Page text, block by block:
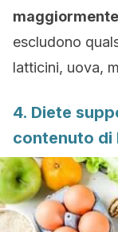
escludono
latticini, uova,
4. Diete
contenuto di